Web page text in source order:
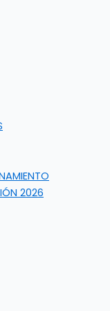
2026